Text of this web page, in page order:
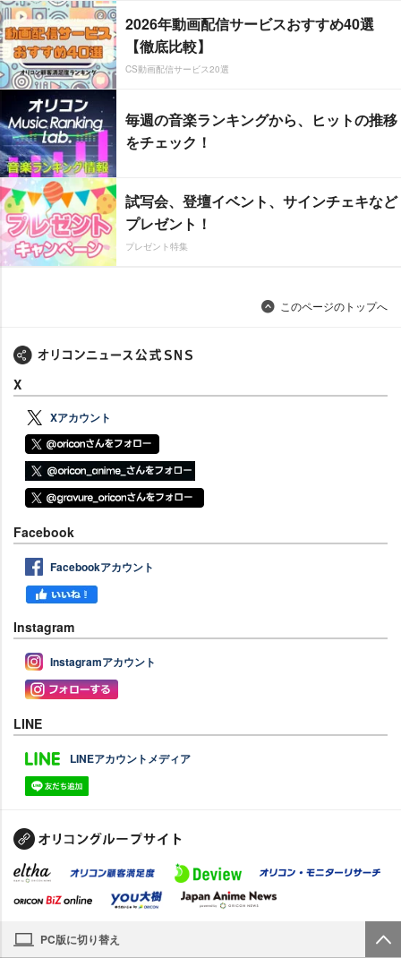
2026年動画配信サービスおすすめ40選
【徹底比較】
CS動画配信サービス20選
毎週の音楽ランキングから、ヒットの推移
をチェック！
試写会、登壇イベント、サインチェキなど
プレゼント！
プレゼント特集
このページのトップへ
X
Xアカウント
Facebook
Facebookアカウント
Instagram
Instagramアカウント
LINE
LINEアカウントメディア
PC版に切り替え